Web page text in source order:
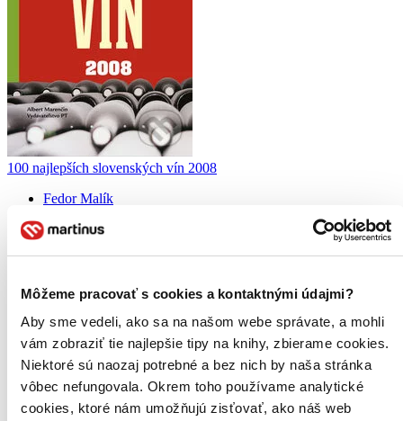
Môžeme pracovať s cookies a kontaktnými údajmi?
Aby sme vedeli, ako sa na našom webe správate, a mohli
vám zobraziť tie najlepšie tipy na knihy, zbierame cookies.
Niektoré sú naozaj potrebné a bez nich by naša stránka
vôbec nefungovala. Okrem toho používame analytické
cookies, ktoré nám umožňujú zisťovať, ako náš web
100 najlepších slovenských vín 2008
Fedor Malík
Sprievodca najlepšími slovenskými vínami na trhu v roku 2008 od
renomovaného degustátora a odborníka Fedora Malíka. Autor
predstavuje 40 najlepších slovenských výrobcov vín a udeľuje
7,90 €
Na sklade 1 ks
Túto knihu máme síce aktuálne na sklade, máme však už iba
posledné kusy. Ak ju chcete mať rýchlo, ponáhľajte sa!
Dodanie ďalších môže trvať dlhšie, zvyčajne do 17 dní.
Pridať do zoznamu